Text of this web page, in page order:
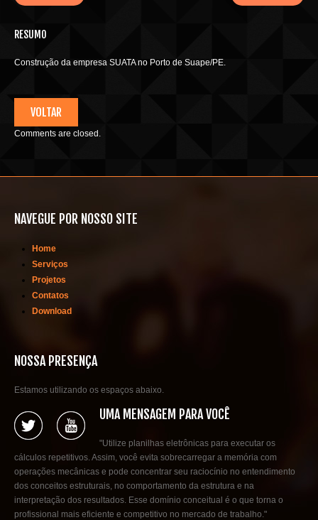
RESUMO
Construção da empresa SUATA no Porto de Suape/PE.
VOLTAR
Comments are closed.
NAVEGUE POR NOSSO SITE
Home
Serviços
Projetos
Contatos
Download
NOSSA PRESENÇA
Estamos utilizando os espaços abaixo.
UMA MENSAGEM PARA VOCÊ
"Utilize planilhas eletrônicas para executar os
cálculos repetitivos. Assim, você evita sobrecarregar a memória com
operações mecânicas e pode concentrar seu raciocínio no entendimento
dos conceitos estruturais, no comportamento da estrutura e na
interpretação dos resultados. Esse domínio conceitual é o que torna o
profissional mais eficiente e competitivo no mercado de trabalho."